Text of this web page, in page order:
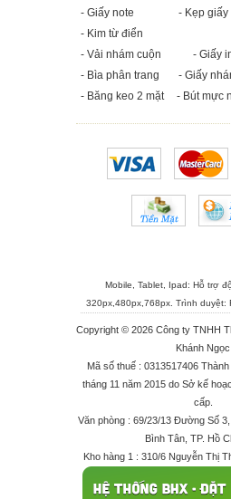
- Giấy note
- Kẹp giấy
- Kim từ điển
- Vải nhám cuộn
- Giấy
- Bìa phân trang
- Giấy
- Băng keo 2 mặt
- Bút mực
Mobile, Tablet, Ipad: Hỗ trợ
320px,480px,768px. Trình duyệt:
Copyright © 2026 Công ty TNHH
Khánh Ngọc
Mã số thuế : 0313517406
tháng 11 năm 2015 do Sở kế
cấp.
Văn phòng : 69/23/13 Đường Số 3,
Bình Tân, TP. Hồ
Kho hàng 1 : 310/6 Nguyễn Thị
Kho hàng 2 : 68/2X Ấp Đông 1